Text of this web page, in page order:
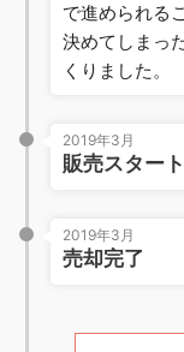
で進められる
決めてしまっ
くりました。
2019年3月
販売スタート
2019年3月
売却完了